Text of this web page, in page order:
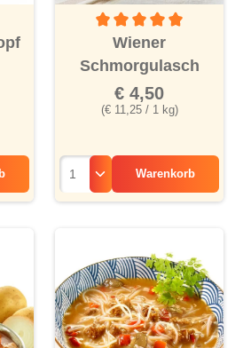
von 5 von 5 Sternen
Durchschnittliche
Wiener
Schmorgulasch
(€ 11,25 / 1 kg)
€ 4,50
Warenkorb